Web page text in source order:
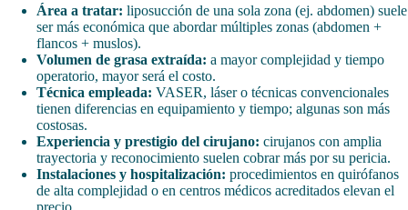
Área a tratar: liposucción de una sola zona (ej. abdomen) suele
ser más económica que abordar múltiples zonas (abdomen +
flancos + muslos).
Volumen de grasa extraída: a mayor complejidad y tiempo
operatorio, mayor será el costo.
Técnica empleada: VASER, láser o técnicas convencionales
tienen diferencias en equipamiento y tiempo; algunas son más
costosas.
Experiencia y prestigio del cirujano: cirujanos con amplia
trayectoria y reconocimiento suelen cobrar más por su pericia.
Instalaciones y hospitalización: procedimientos en quirófanos
de alta complejidad o en centros médicos acreditados elevan el
precio.